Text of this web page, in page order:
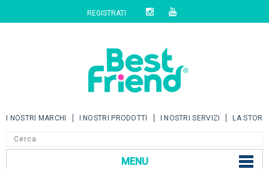
REGISTRATI
I NOSTRI MARCHI I NOSTRI PRODOTTI I NOSTRI SERVIZI LA
MENU